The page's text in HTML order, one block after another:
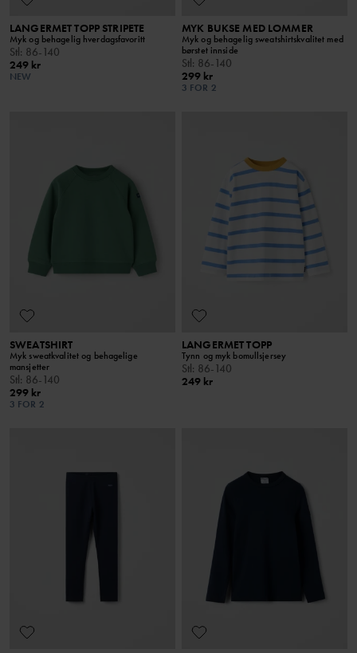
LANGERMET TOPP STRIPETE
Myk og behagelig hverdagsfavoritt
Stl: 86-140
249 kr
NEW
MYK BUKSE MED LOMMER
Myk og behagelig sweatshirtskvalitet med
børstet innside
Stl: 86-140
299 kr
3 FOR 2
SWEATSHIRT
Myk sweatkvalitet og behagelige
mansjetter
Stl: 86-140
299 kr
3 FOR 2
LANGERMET TOPP
Tynn og myk bomullsjersey
Stl: 86-140
249 kr